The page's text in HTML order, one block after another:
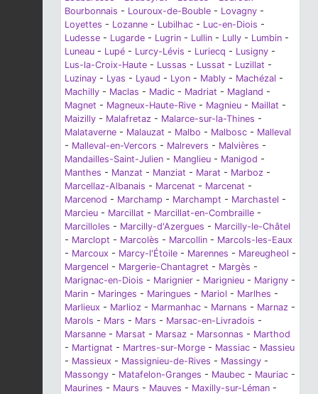
Bourbonnais - Louroux-de-Bouble - Lovagny -
Loyettes - Lozanne - Lubilhac - Luc-en-Diois -
Ludesse - Lugarde - Lugrin - Lullin - Lully - Lumbin -
Luneau - Lupé - Lurcy-Lévis - Luriecq - Lusigny -
Lus-la-Croix-Haute - Lussas - Lussat - Luzillat -
Luzinay - Lyas - Lyaud - Lyon - Mably - Machézal -
Machilly - Maclas - Madic - Madriat - Magland -
Magnet - Magneux-Haute-Rive - Magnieu - Maillat -
Maizilly - Malafretaz - Malarce-sur-la-Thines -
Malataverne - Malauzat - Malbo - Malbosc - Malleval
- Malleval-en-Vercors - Malrevers - Malvières -
Mandailles-Saint-Julien - Manglieu - Manigod -
Manthes - Manzat - Manziat - Marat - Marboz -
Marcellaz-Albanais - Marcenat - Marcenat -
Marcenod - Marchamp - Marchampt - Marchastel -
Marcieu - Marcillat - Marcillat-en-Combraille -
Marcilloles - Marcilly-d'Azergues - Marcilly-le-Châtel
- Marclopt - Marcolès - Marcollin - Marcols-les-Eaux
- Marcoux - Marcy-l'Étoile - Marennes - Mareugheol -
Margencel - Margerie-Chantagret - Margès -
Marignac-en-Diois - Marignier - Marignieu - Marigny -
Marin - Maringes - Maringues - Mariol - Marlhes -
Marlieux - Marlioz - Marmanhac - Marnans - Marnaz -
Marols - Mars - Mars - Marsac-en-Livradois -
Marsanne - Marsat - Marsaz - Marsonnas - Marthod
- Martignat - Martres-sur-Morge - Massiac - Massieu
- Massieux - Massignieu-de-Rives - Massingy -
Massongy - Matafelon-Granges - Maubec - Mauriac -
Maurines - Maurs - Mauves - Maxilly-sur-Léman -